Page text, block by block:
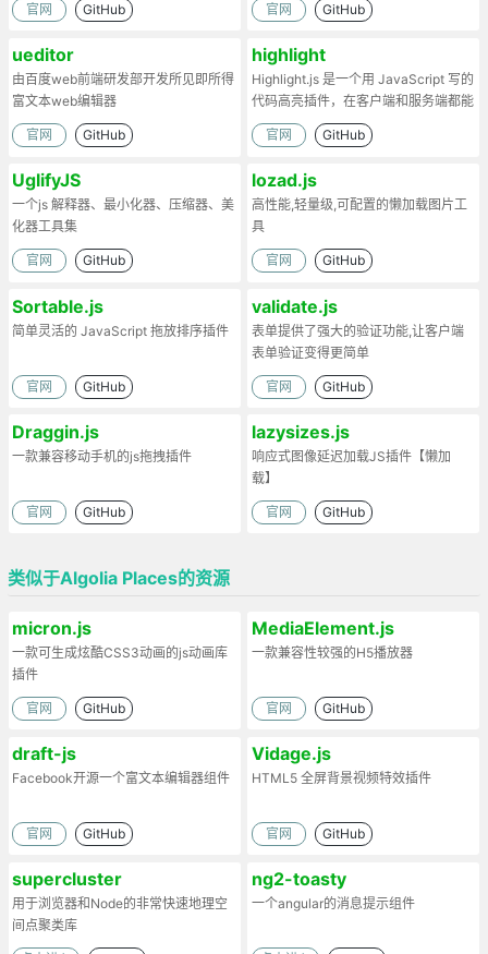
官网 GitHub 官网 GitHub
ueditor
由百度web前端研发部开发所见即所得
富文本web编辑器
官网 GitHub
highlight
Highlight.js 是一个用 JavaScript 写的
代码高亮插件，在客户端和服务端都能
工作。
官网 GitHub
UglifyJS
一个js 解释器、最小化器、压缩器、美
化器工具集
官网 GitHub
lozad.js
高性能,轻量级,可配置的懒加载图片工
具
官网 GitHub
Sortable.js
简单灵活的 JavaScript 拖放排序插件
官网 GitHub
validate.js
表单提供了强大的验证功能,让客户端
表单验证变得更简单
官网 GitHub
Draggin.js
一款兼容移动手机的js拖拽插件
官网 GitHub
lazysizes.js
响应式图像延迟加载JS插件【懒加
载】
官网 GitHub
类似于Algolia Places的资源
micron.js
一款可生成炫酷CSS3动画的js动画库
插件
官网 GitHub
MediaElement.js
一款兼容性较强的H5播放器
官网 GitHub
draft-js
Facebook开源一个富文本编辑器组件
官网 GitHub
Vidage.js
HTML5 全屏背景视频特效插件
官网 GitHub
supercluster
用于浏览器和Node的非常快速地理空
间点聚类库
ng2-toasty
一个angular的消息提示组件